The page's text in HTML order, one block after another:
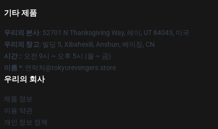
기타 제품
우리의 본사: 52701 N Thanksgiving Way, 레이, UT 84043, 미국
우리의 창고: 빌딩 5, Xibahexili, Anshun, 베이징, CN
시간 :: 오전 9시 ~ 오후 5시 (월 ~ 금)
이름 *: 연락처@tokyorevengers.store
우리의 회사
제품 정보
이용 약관
개인 정보 정책